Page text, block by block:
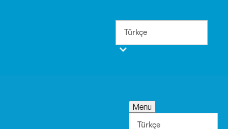
Menu